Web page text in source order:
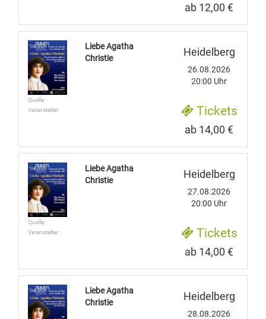
ab 12,00 €
Quelle:
Veranstalter
Liebe Agatha
Christie
Heidelberg
26.08.2026
20:00 Uhr
Tickets
ab 14,00 €
Quelle:
Veranstalter
Liebe Agatha
Christie
Heidelberg
27.08.2026
20:00 Uhr
Tickets
ab 14,00 €
Liebe Agatha
Christie
Heidelberg
28.08.2026